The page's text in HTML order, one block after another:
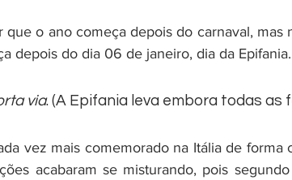
que o ano começa depois do carnaval, mas
depois do dia 06 de janeiro, dia da Epifania.
via. (A Epifania leva embora todas as
vez mais comemorado na Itália de forma
acabaram se misturando, pois